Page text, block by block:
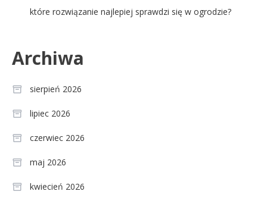
które rozwiązanie najlepiej sprawdzi się w ogrodzie?
Archiwa
sierpień 2026
lipiec 2026
czerwiec 2026
maj 2026
kwiecień 2026